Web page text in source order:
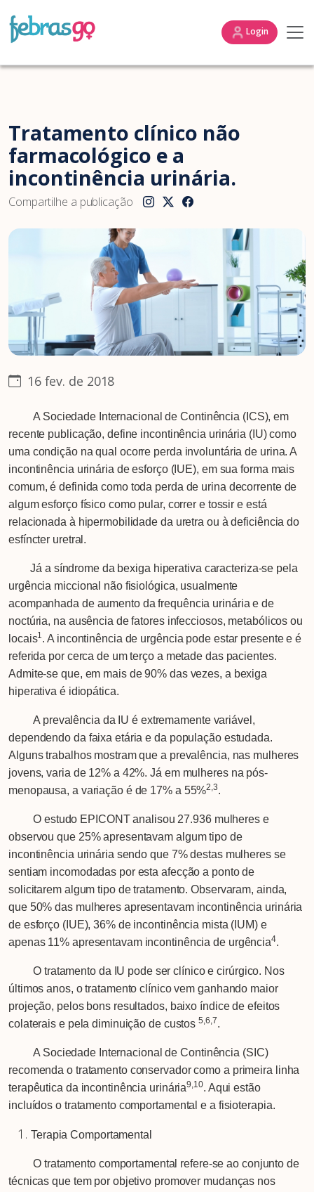
Login
Tratamento clínico não
farmacológico e a
incontinência urinária.
Compartilhe a publicação
16 fev. de 2018
A Sociedade Internacional de Continência (ICS), em
recente publicação, define incontinência urinária (IU) como
uma condição na qual ocorre perda involuntária de urina. A
incontinência urinária de esforço (IUE), em sua forma mais
comum, é definida como toda perda de urina decorrente de
algum esforço físico como pular, correr e tossir e está
relacionada à hipermobilidade da uretra ou à deficiência do
esfíncter uretral.
Já a síndrome da bexiga hiperativa caracteriza-se pela
urgência miccional não fisiológica, usualmente
acompanhada de aumento da frequência urinária e de
noctúria, na ausência de fatores infecciosos, metabólicos ou
locais1. A incontinência de urgência pode estar presente e é
referida por cerca de um terço a metade das pacientes.
Admite-se que, em mais de 90% das vezes, a bexiga
hiperativa é idiopática.
A prevalência da IU é extremamente variável,
dependendo da faixa etária e da população estudada.
Alguns trabalhos mostram que a prevalência, nas mulheres
jovens, varia de 12% a 42%. Já em mulheres na pós-
menopausa, a variação é de 17% a 55%2,3.
O estudo EPICONT analisou 27.936 mulheres e
observou que 25% apresentavam algum tipo de
incontinência urinária sendo que 7% destas mulheres se
sentiam incomodadas por esta afecção a ponto de
solicitarem algum tipo de tratamento. Observaram, ainda,
que 50% das mulheres apresentavam incontinência urinária
de esforço (IUE), 36% de incontinência mista (IUM) e
apenas 11% apresentavam incontinência de urgência4.
O tratamento da IU pode ser clínico e cirúrgico. Nos
últimos anos, o tratamento clínico vem ganhando maior
projeção, pelos bons resultados, baixo índice de efeitos
colaterais e pela diminuição de custos5,6,7.
A Sociedade Internacional de Continência (SIC)
recomenda o tratamento conservador como a primeira linha
terapêutica da incontinência urinária9,10. Aqui estão
incluídos o tratamento comportamental e a fisioterapia.
Terapia Comportamental
O tratamento comportamental refere-se ao conjunto de
técnicas que tem por objetivo promover mudanças nos